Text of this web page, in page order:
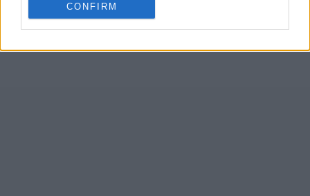
CONFIRM